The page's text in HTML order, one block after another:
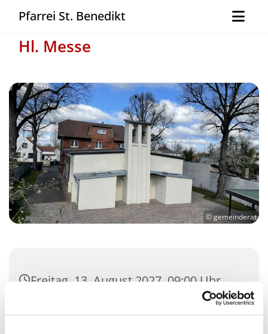
Pfarrei St. Benedikt
Hl. Messe
© gemeinderat
Freitag, 13. August 2027, 09:00 Uhr
Kirche Mariä Unbefleckte